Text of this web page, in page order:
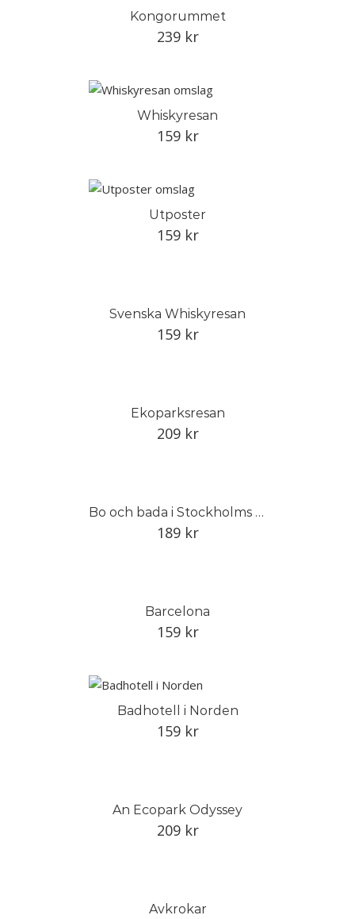
Kongorummet
239 kr
Whiskyresan
159 kr
Utposter
159 kr
Svenska Whiskyresan
159 kr
Ekoparksresan
209 kr
Bo och bada i Stockholms skärgård
189 kr
Barcelona
159 kr
Badhotell i Norden
159 kr
An Ecopark Odyssey
209 kr
Avkrokar